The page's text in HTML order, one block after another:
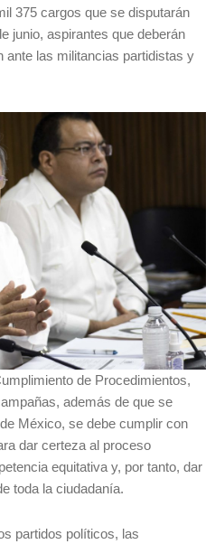
375 cargos que se disputarán
junio, aspirantes que deberán
ante las militancias partidistas y
de Procedimientos,
además de que se
México, se debe cumplir con
dar certeza al proceso
equitativa y, por tanto, dar
toda la ciudadanía.
partidos políticos, las